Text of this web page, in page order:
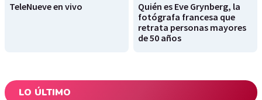
TeleNueve en vivo
Quién es Eve Grynberg, la
fotógrafa francesa que
retrata personas mayores
de 50 años
LO ÚLTIMO